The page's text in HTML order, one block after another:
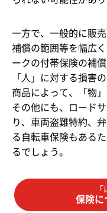
一方で、一般的に販
補償の範囲等を幅広
ークの付帯保険の補
「人」に対する損害
商品によって、「物
その他にも、ロード
り、車両盗難特約、
る自転車保険もある
るでしょう。
保険に